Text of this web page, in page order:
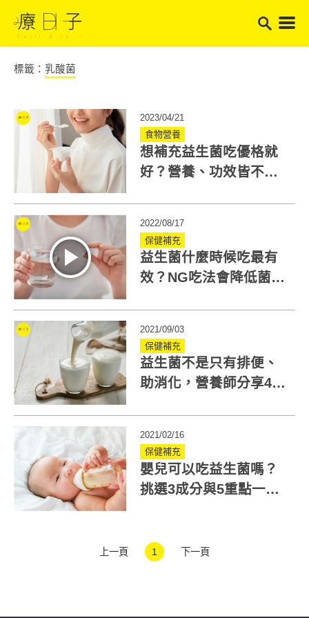
標籤： 乳酸菌
2023/04/21
食物營養
想補充益生菌吃優格就
好？營養、功效皆不
2022/08/17
保健補充
益生菌什麼時候吃最有
效？NG吃法會降低菌種
2021/09/03
保健補充
益生菌不是只有排便、
助消化，營養師分享4大
2021/02/16
保健補充
嬰兒可以吃益生菌嗎？
挑選3成分與5重點一定
上一頁 1 下一頁